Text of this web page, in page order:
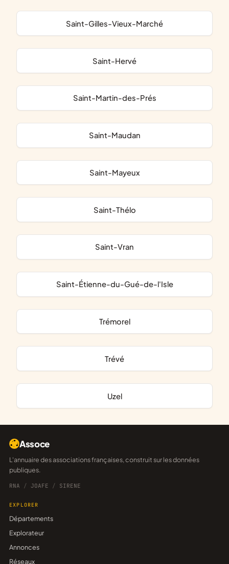
Saint-Gilles-Vieux-Marché
Saint-Hervé
Saint-Martin-des-Prés
Saint-Maudan
Saint-Mayeux
Saint-Thélo
Saint-Vran
Saint-Étienne-du-Gué-de-l'Isle
Trémorel
Trévé
Uzel
Assoce
L'annuaire des associations françaises, construit sur les données
publiques.
RNA / JOAFE / SIRENE
EXPLORER
Départements
Explorateur
Annonces
Réseaux